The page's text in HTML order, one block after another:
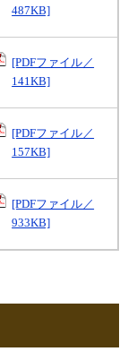
487KB]
[PDFファイル／
141KB]
[PDFファイル／
157KB]
[PDFファイル／
933KB]